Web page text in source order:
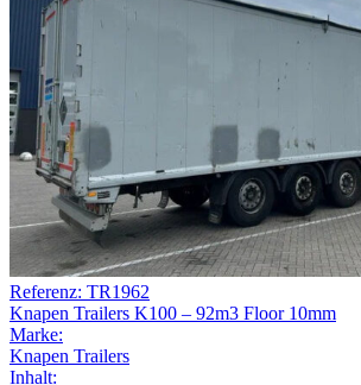
Referenz: TR1962
Knapen Trailers K100 – 92m3 Floor 10mm
Marke:
Knapen Trailers
Inhalt: